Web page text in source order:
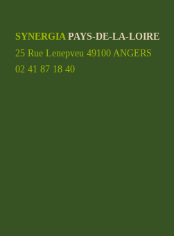
SYNERGIAPAYS-DE-LA-LOIRE
25 Rue Lenepveu 49100 ANGERS
02 41 87 18 40